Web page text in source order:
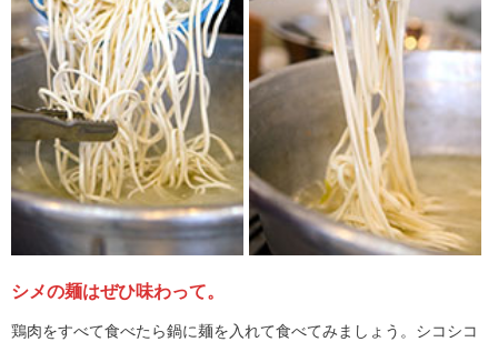
シメの麺はぜひ味わって。
鶏肉をすべて食べたら鍋に麺を入れて食べてみましょう。シコシコ